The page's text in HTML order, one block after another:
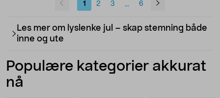
1 2 3 ... 6
Les mer om lyslenke jul – skap stemning både
inne og ute
Populære kategorier akkurat
nå